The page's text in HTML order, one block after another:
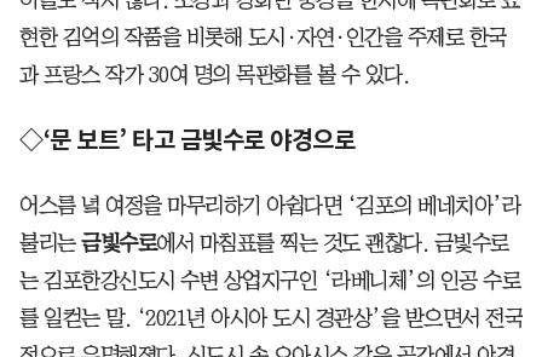
현한 김억의 작품을 비롯해 도시·자연·인간을 주제로 한국
과 프랑스 작가 30여 명의 목판화를 볼 수 있다.
◇‘문 보트’ 타고 금빛수로 야경으로
어스름 녘 여정을 마무리하기 아쉽다면 ‘김포의 베네치아’라
불리는 금빛수로에서 마침표를 찍는 것도 괜찮다. 금빛수로
는 김포한강신도시 수변 상업지구인 ‘라베니체’의 인공 수로
를 일컫는 말. ‘2021년 아시아 도시 경관상’을 받으면서 전국